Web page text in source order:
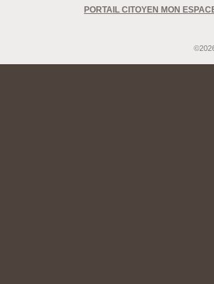
PORTAIL CITOYEN MON